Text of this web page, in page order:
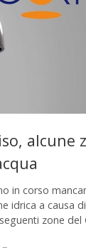
alcune
in corso
idrica a causa
zone del